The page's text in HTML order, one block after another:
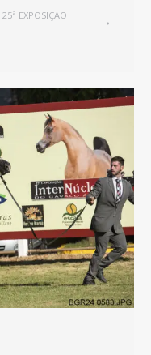
25ª EXPOSIÇÃO